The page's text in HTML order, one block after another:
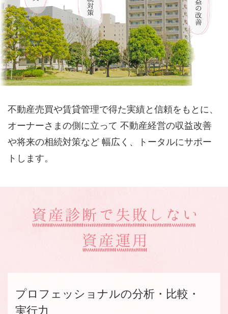
不動産売買や賃貸管理で得た実績と信頼をもとに、
オーナーさまの側に立って 不動産経営の収益改善
や将来の相続対策など 幅広く、トータルにサポー
トします。
プロフェッショナルの分析・ 比較・
実行力